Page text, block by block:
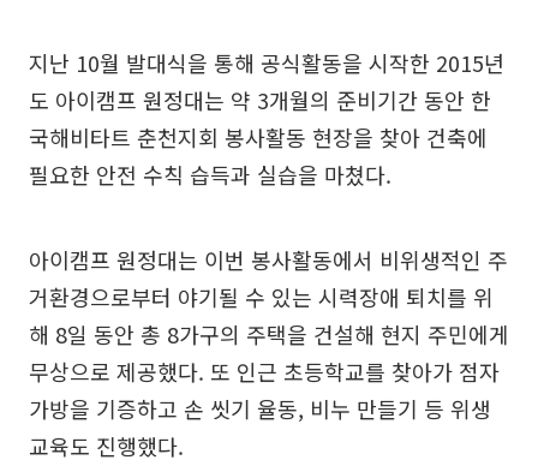
지난 10월 발대식을 통해 공식활동을 시작한 2015년
도 아이캠프 원정대는 약 3개월의 준비기간 동안 한
국해비타트 춘천지회 봉사활동 현장을 찾아 건축에
필요한 안전 수칙 습득과 실습을 마쳤다.
아이캠프 원정대는 이번 봉사활동에서 비위생적인 주
거환경으로부터 야기될 수 있는 시력장애 퇴치를 위
해 8일 동안 총 8가구의 주택을 건설해 현지 주민에게
무상으로 제공했다. 또 인근 초등학교를 찾아가 점자
가방을 기증하고 손 씻기 율동, 비누 만들기 등 위생
교육도 진행했다.